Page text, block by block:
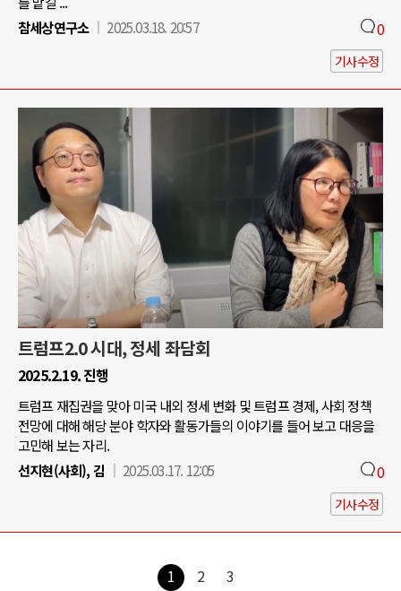
참세상연구소
2025.03.18. 20:57 0
기사수정
트럼프2.0 시대, 정세 좌담회
2025.2.19. 진행
트럼프 재집권을 맞아 미국 내외 정세 변화 및 트럼프 경제, 사회 정책
전망에 대해 해당 분야 학자와 활동가들의 이야기를 들어 보고 대응을
고민해 보는 자리.
선지현(사회), 김
2025.03.17. 12:05 0
기사수정
1 2 3